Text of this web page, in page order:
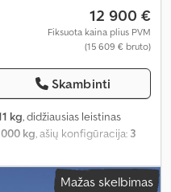
12 900 €
Fiksuota kaina plius PVM
(15 609 € bruto)
Skambinti
kg, didžiausias leistinas
kg, ašių konfigūracija: 3
vietos ilgis:
erdvės aukštis:2 780
, padangos dydis:
Mažas skelbimas